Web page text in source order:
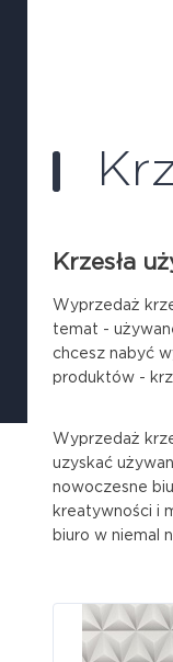
Krzesła
Wyprzedaż
temat -
chcesz nabyć
produktów -
Wyprzedaż
uzyskać
nowoczesne
kreatywności i
biuro w niemal